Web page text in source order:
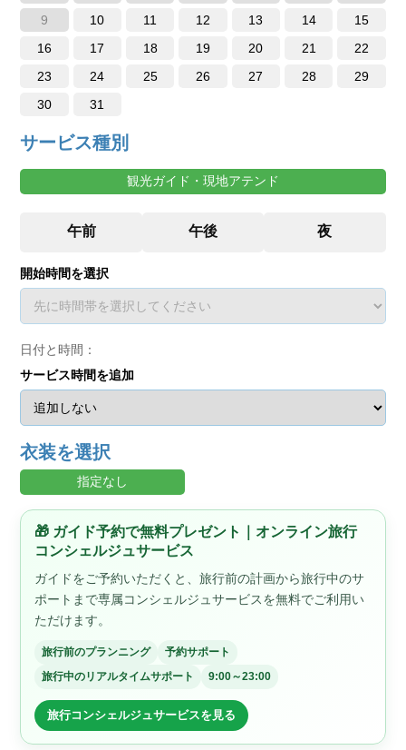
9
10 11 12 13 14
15
16
17 18 19 20 21
22
23
24 25 26 27 28
29
30
31
サービス種別
観光ガイド・現地アテンド
開始時間を選択
日付と時間：
サービス時間を追加
衣装を選択
指定なし
🎁 ガイド予約で無料プレゼント｜オンライン旅行
コンシェルジュサービス
ガイドをご予約いただくと、旅行前の計画から旅行中のサ
ポートまで専属コンシェルジュサービスを無料でご利用い
ただけます。
旅行前のプランニング
予約サポート
旅行中のリアルタイムサポート
9:00～23:00
旅行コンシェルジュサービスを見る